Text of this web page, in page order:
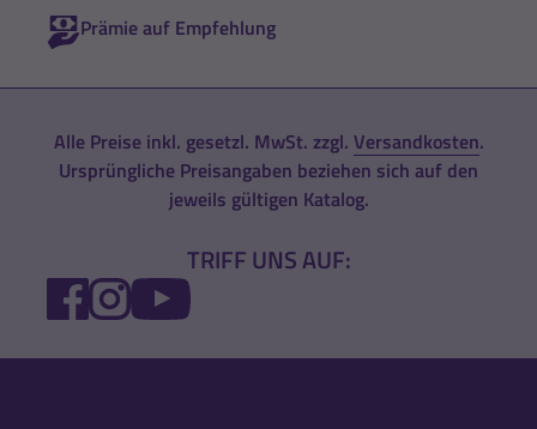
Prämie auf Empfehlung
Alle Preise inkl. gesetzl. MwSt. zzgl. Versandkosten.
Ursprüngliche Preisangaben beziehen sich auf den
jeweils gültigen Katalog.
TRIFF UNS AUF:
FACEBOOK
INSTAGRAM
YOUTUBE